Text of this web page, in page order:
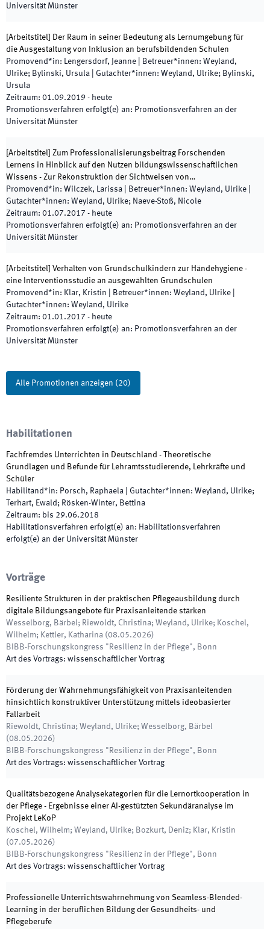
Universität Münster
Arbeitstitel
Der Raum in seiner Bedeutung als Lernumgebung für
die Ausgestaltung von Inklusion an berufsbildenden Schulen
Promovend*in: Lengersdorf, Jeanne Betreuer*innen: Weyland,
Ulrike; Bylinski, Ursula
Gutachter*innen: Weyland, Ulrike; Bylinski,
Ursula
Zeitraum: 01.09.2019 - heute
Promotionsverfahren erfolgt(e) an: Promotionsverfahren an der
Universität Münster
Arbeitstitel Zum Professionalisierungsbeitrag Forschenden
Lernens in Hinblick auf den Nutzen bildungswissenschaftlichen
Wissens - Zur Rekonstruktion der Sichtweisen von…
Promovend*in: Wilczek, Larissa Betreuer*innen: Weyland, Ulrike
Gutachter*innen: Weyland, Ulrike; Naeve-Stoß, Nicole
Zeitraum: 01.07.2017 - heute
Promotionsverfahren erfolgt(e) an: Promotionsverfahren an der
Universität Münster
Arbeitstitel Verhalten von Grundschulkindern zur Händehygiene -
eine Interventionsstudie an ausgewählten Grundschulen
Promovend*in: Klar, Kristin Betreuer*innen: Weyland, Ulrike
Gutachter*innen: Weyland, Ulrike
Zeitraum: 01.01.2017 - heute
Promotionsverfahren erfolgt(e) an: Promotionsverfahren an der
Universität Münster
Alle Promotionen anzeigen (20)
Habilitationen
Fachfremdes Unterrichten in Deutschland - Theoretische
Grundlagen und Befunde für Lehramtsstudierende, Lehrkräfte und
Schüler
Habilitand*in: Porsch, Raphaela Gutachter*innen: Weyland, Ulrike;
Terhart, Ewald; Rösken-Winter, Bettina
Zeitraum: bis 29.06.2018
Habilitationsverfahren erfolgt(e) an: Habilitationsverfahren
erfolgt(e) an der Universität Münster
Vorträge
Resiliente Strukturen in der praktischen Pflegeausbildung durch
digitale Bildungsangebote für Praxisanleitende stärken
Wesselborg, Bärbel; Riewoldt, Christina; Weyland, Ulrike; Koschel,
Wilhelm; Kettler, Katharina (08.05.2026)
BIBB-Forschungskongress "Resilienz in der Pflege", Bonn
Art des Vortrags: wissenschaftlicher Vortrag
Förderung der Wahrnehmungsfähigkeit von Praxisanleitenden
hinsichtlich konstruktiver Unterstützung mittels ideobasierter
Fallarbeit
Riewoldt, Christina; Weyland, Ulrike; Wesselborg, Bärbel
(08.05.2026)
BIBB-Forschungskongress "Resilienz in der Pflege", Bonn
Art des Vortrags: wissenschaftlicher Vortrag
Qualitätsbezogene Analysekategorien für die Lernortkooperation in
der Pflege - Ergebnisse einer AI-gestützten Sekundäranalyse im
Projekt LeKoP
Koschel, Wilhelm; Weyland, Ulrike; Bozkurt, Deniz; Klar, Kristin
(07.05.2026)
BIBB-Forschungskongress "Resilienz in der Pflege", Bonn
Art des Vortrags: wissenschaftlicher Vortrag
Professionelle Unterrichtswahrnehmung von Seamless-Blended-
Learning in der beruflichen Bildung der Gesundheits- und
Pflegeberufe